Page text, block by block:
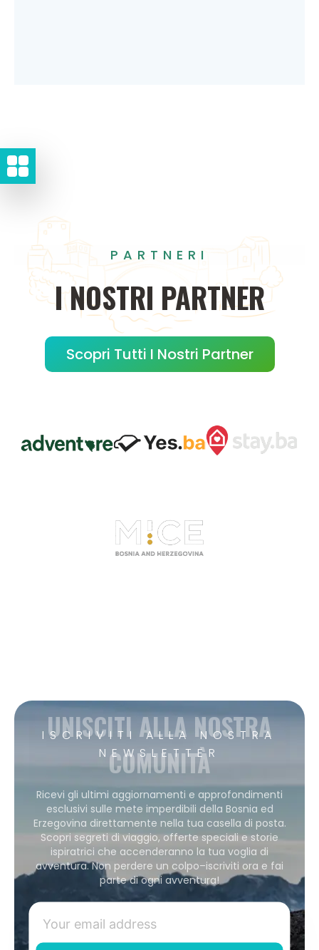
PARTNERI
INOSTRI PARTNER
Scopri Tutti I Nostri Partner
ISCRIVITI ALLA NOSTRA
NEWSLETTER
UNISCITI ALLA NOSTRA
COMUNITÀ
Ricevi gli ultimi aggiornamenti e approfondimenti
esclusivi sulle mete imperdibili della Bosnia ed
Erzegovina direttamente nella tua casella di posta.
Scopri segreti di viaggio, offerte speciali e storie
ispiratrici che accenderanno la tua voglia di
avventura. Non perdere un colpo–iscriviti ora e fai
parte di ogni avventura!